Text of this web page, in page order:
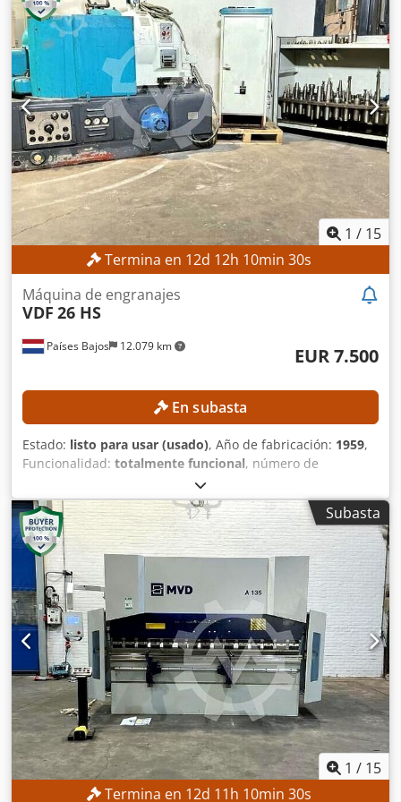
Z: 400 mm Codozpxg Sopfx Aftorf Eje U: 550 mm Eje V: 350
mm Mecanizado Conicidad: ± 30° Enhebrado y re-
enhebrado automático del hilo: Sí Dimensiones máximas
de la pieza de trabajo: 1.200 × 700 × 400 mm Control y
dieléctrico Control CNC: CHARMILLES Depósito de
dieléctrico: 1.200 l Sistema de filtrado: Filtro de cartucho
DETALLES DE LA MÁQUINA Peso de la máquina: 3.500 kg
EQUIPAMIENTO - Unidad de refrigeración
1 / 15
Termina en 12d 12h 10min 28s
Países Bajos 12.079 km
Máquina de engranajes
VDF 26 HS
EUR 7.500
En subasta
Estado: listo para usar (usado), Año de fabricación: 1959,
Funcionalidad: totalmente funcional, número de
, altura total:
2.500 kg, ancho total:2.200 mm, longitud total:1.500 mm,
potencia:
5 kW (6,80 CV), DETALLES TÉCNICOS Potencia: 5
kW DETALLES DE LA MÁQUINA Sistema de control:
Convencional Cjdpszrmvtsfx Afterf Dimensiones y peso
Dimensiones (largo x ancho x alto): 1.500 x 2.200 x 1.900
mm Peso en vacío: 2.500 kg Número de paquetes de
transporte: 3 EQUIPAMIENTO Documentación
Subasta
1 / 15
Termina en 12d 11h 10min 28s